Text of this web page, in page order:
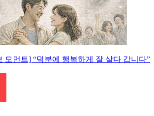
모먼트] “덕분에 행복하게 잘 살다 갑니다”